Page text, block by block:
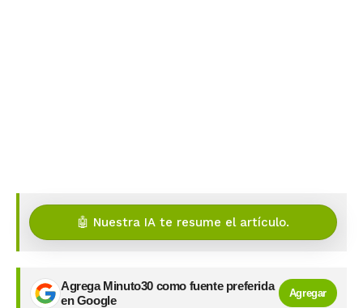
🤖 Nuestra IA te resume el artículo.
Agrega Minuto30 como fuente preferida
en Google
Agregar